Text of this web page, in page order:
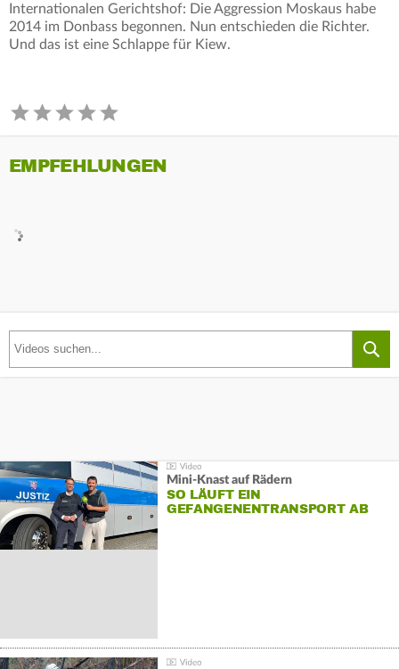
Internationalen Gerichtshof: Die Aggression Moskaus habe
2014 im Donbass begonnen. Nun entschieden die Richter.
Und das ist eine Schlappe für Kiew.
EMPFEHLUNGEN
Mini-Knast auf Rädern
SO LÄUFT EIN
GEFANGENENTRANSPORT AB